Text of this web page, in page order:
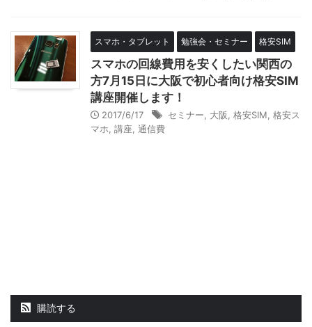
スマホ・タブレット 勉強会・セミナー 格安SIM
スマホの回線費用を安くしたい関西の
方7月15日に大阪で初心者向け格安SIM
講座開催します！
2017/6/17 セミナー 大阪 格安SIM 格安ス
マホ 講座 通信費
購読する